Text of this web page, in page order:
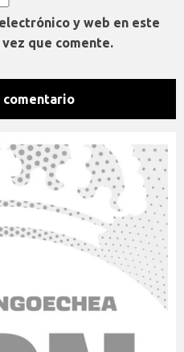
y web en este
que comente.